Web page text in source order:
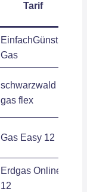
Tarif
EinfachGünstig
Gas
schwarzwald
gas flex
Gas Easy 12
Erdgas Online
12